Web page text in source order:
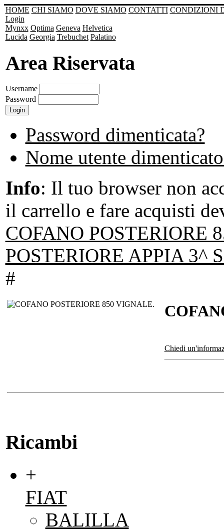
HOME CHI SIAMO DOVE SIAMO CONTATTI CONDIZIONI
Login
Mynxx Optima Geneva Helvetica
Lucida Georgia Trebuchet Palatino
Area Riservata
Username
Password
Password dimenticata?
Nome utente
Info: Il tuo browser non
il carrello e fare acquisti
COFANO POSTERIORE
POSTERIORE APPIA 3^
#
Chiedi
Ricambi
+
FIAT
BALILLA